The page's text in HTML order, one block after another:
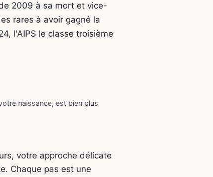
2009 à sa mort et vice-
rares à avoir gagné la
l'AIPS le classe troisième
naissance, est bien plus
votre approche délicate
Chaque pas est une